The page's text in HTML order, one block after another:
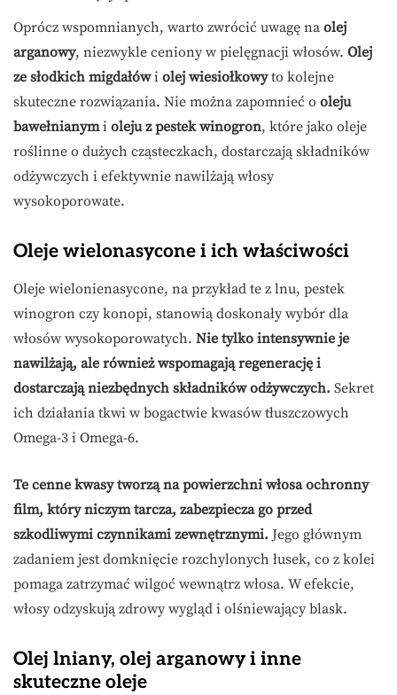
Oprócz wspomnianych, warto zwrócić uwagę na olej
arganowy, niezwykle ceniony w pielęgnacji włosów. Olej
ze słodkich migdałówi olej wiesiołkowyto kolejne
skuteczne rozwiązania. Nie można zapomnieć o oleju
bawełnianymi oleju z pestek winogron, które jako oleje
roślinne o dużych cząsteczkach, dostarczają składników
odżywczych i efektywnie nawilżają włosy
wysokoporowate.
Oleje wielonasycone i ich właściwości
Oleje wielonienasycone, na przykład te z lnu, pestek
winogron czy konopi, stanowią doskonały wybór dla
włosów wysokoporowatych. Nie tylko intensywnie je
nawilżają, ale również wspomagają regenerację i
dostarczają niezbędnych składników odżywczych. Sekret
ich działania tkwi w bogactwie kwasów tłuszczowych
Omega-3 i Omega-6.
Te cenne kwasy tworzą na powierzchni włosa ochronny
film, który niczym tarcza, zabezpiecza go przed
szkodliwymi czynnikami zewnętrznymi. Jego głównym
zadaniem jest domknięcie rozchylonych łusek, co z kolei
pomaga zatrzymać wilgoć wewnątrz włosa. W efekcie,
włosy odzyskują zdrowy wygląd i olśniewający blask.
Olej lniany, olej arganowy i inne
skuteczne oleje